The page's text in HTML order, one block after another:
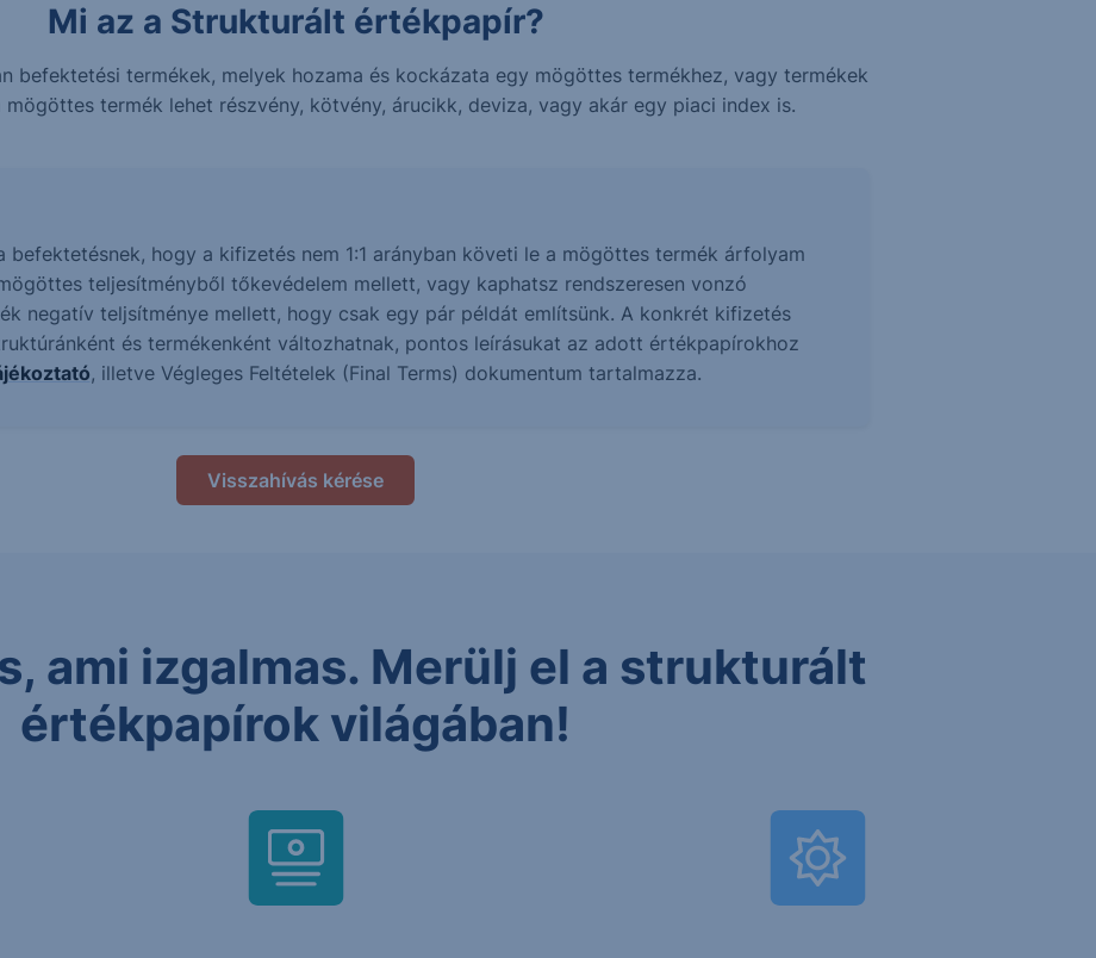
Mi az a Strukturált értékpapír?
befektetési termékek, melyek hozama és kockázata egy mögöttes termékhez, vagy termékek
termék lehet részvény, kötvény, árucikk, deviza, vagy akár egy piaci index is.
befektetésnek, hogy a kifizetés nem 1:1 arányban követi le a mögöttes termék árfolyam
teljesítményből tőkevédelem mellett, vagy kaphatsz rendszeresen vonzó
negatív teljsítménye mellett, hogy csak egy pár példát említsünk. A konkrét kifizetés
és termékenként változhatnak, pontos leírásukat az adott értékpapírokhoz
, illetve Végleges Feltételek (Final Terms) dokumentum tartalmazza.
Visszahívás kérése
ami izgalmas. Merülj el a strukturált
értékpapírok világában!